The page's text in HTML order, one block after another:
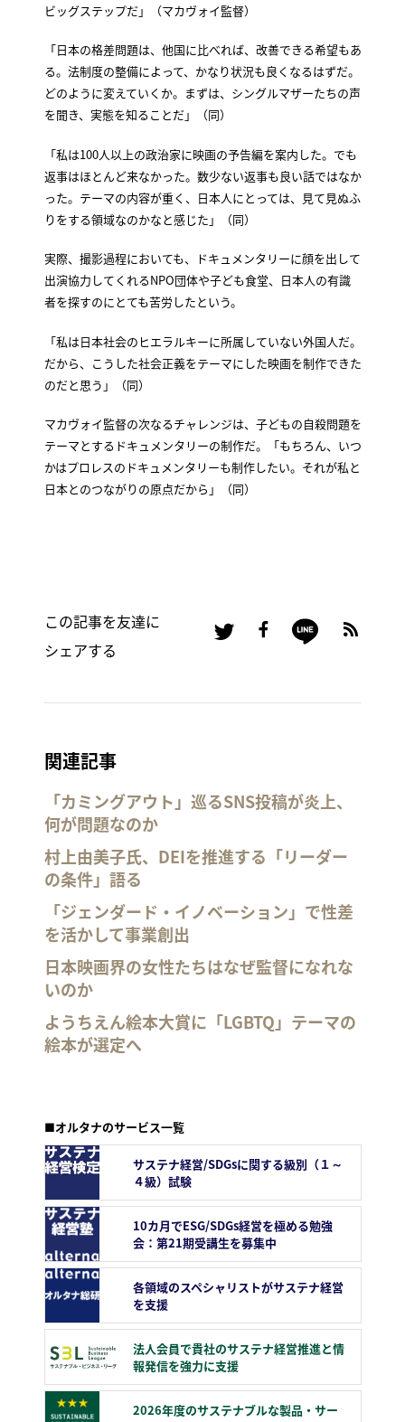
ビッグステップだ」（マカヴォイ監督）
「日本の格差問題は、他国に比べれば、改善できる希望もあ
る。法制度の整備によって、かなり状況も良くなるはずだ。
どのように変えていくか。まずは、シングルマザーたちの声
を聞き、実態を知ることだ」（同）
「私は100人以上の政治家に映画の予告編を案内した。でも
返事はほとんど来なかった。数少ない返事も良い話ではなか
った。テーマの内容が重く、日本人にとっては、見て見ぬふ
りをする領域なのかなと感じた」（同）
実際、撮影過程においても、ドキュメンタリーに顔を出して
出演協力してくれるNPO団体や子ども食堂、日本人の有識
者を探すのにとても苦労したという。
「私は日本社会のヒエラルキーに所属していない外国人だ。
だから、こうした社会正義をテーマにした映画を制作できた
のだと思う」（同）
マカヴォイ監督の次なるチャレンジは、子どもの自殺問題を
テーマとするドキュメンタリーの制作だ。「もちろん、いつ
かはプロレスのドキュメンタリーも制作したい。それが私と
日本とのつながりの原点だから」（同）
この記事を友達に
シェアする
関連記事
「カミングアウト」巡るSNS投稿が炎上、
何が問題なのか
村上由美子氏、DEIを推進する「リーダー
の条件」語る
「ジェンダード・イノベーション」で性差
を活かして事業創出
日本映画界の女性たちはなぜ監督になれな
いのか
ようちえん絵本大賞に「LGBTQ」テーマの
絵本が選定へ
■オルタナのサービス一覧
サステナ経営/SDGsに関する級別（１～
４級）試験
10カ月でESG/SDGs経営を極める勉強
会：第21期受講生を募集中
各領域のスペシャリストがサステナ経営
を支援
法人会員で貴社のサステナ経営推進と情
報発信を強力に支援
2026年度のサステナブルな製品・サー